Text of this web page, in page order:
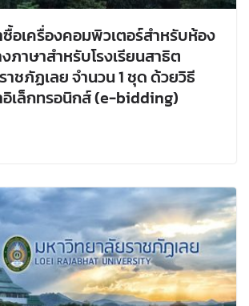
ซื้อเครื่องคอมพิวเตอร์สำหรับห้อง
ภาษาสำหรับโรงเรียนสาธิต
ชภัฏเลย จำนวน 1 ชุด ด้วยวิธี
อิเล็กทรอนิกส์ (e-bidding)